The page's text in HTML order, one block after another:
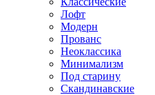
Лофт
Модерн
Прованс
Неоклассика
Минимализм
Под старину
Скандинавские